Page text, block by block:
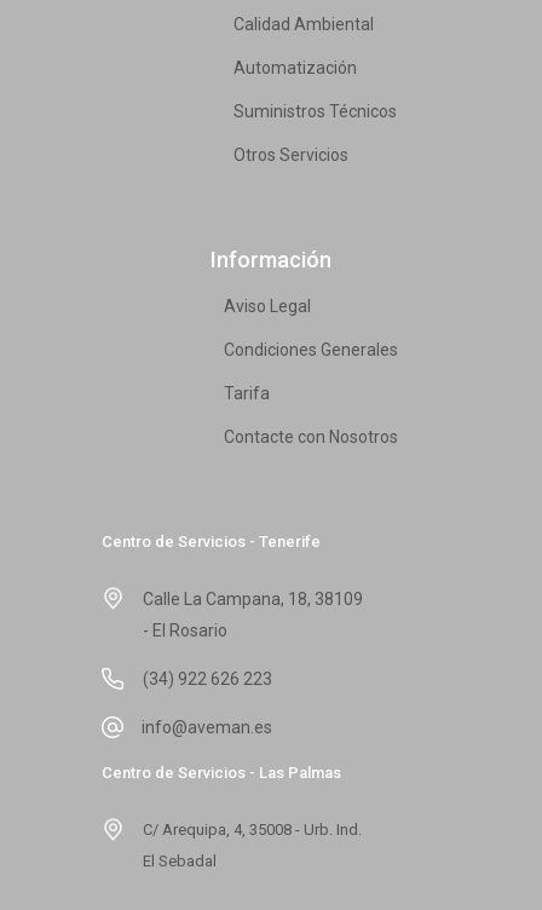
Calidad Ambiental
Automatización
Suministros Técnicos
Otros Servicios
Información
Aviso Legal
Condiciones Generales
Tarifa
Contacte con Nosotros
Centro de Servicios - Tenerife
Calle La Campana, 18, 38109
- El Rosario
(34) 922 626 223
info@aveman.es
Centro de Servicios - Las Palmas
C/ Arequipa, 4, 35008 - Urb. Ind.
El Sebadal